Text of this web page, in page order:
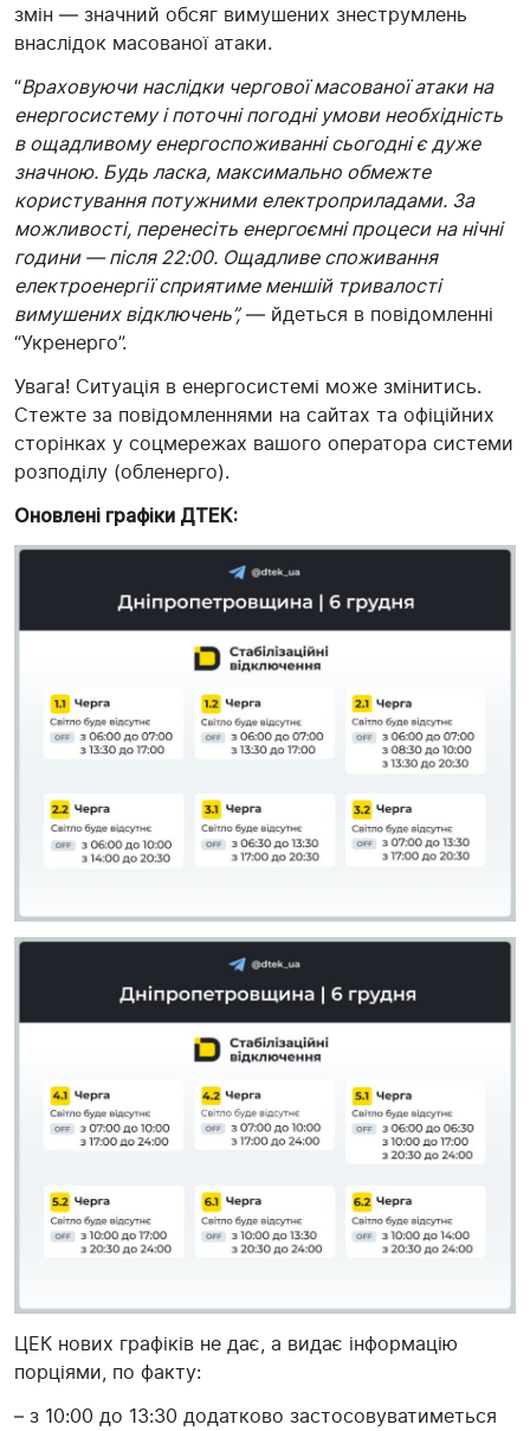
змін — значний обсяг вимушених знеструмлень
внаслідок масованої атаки.
“Враховуючи наслідки чергової масованої атаки на
енергосистему і поточні погодні умови необхідність
в ощадливому енергоспоживанні сьогодні є дуже
значною. Будь ласка, максимально обмежте
користування потужними електроприладами. За
можливості, перенесіть енергоємні процеси на нічні
години — після 22:00. Ощадливе споживання
електроенергії сприятиме меншій тривалості
вимушених відключень”,— йдеться в повідомленні
“Укренерго”.
Увага! Ситуація в енергосистемі може змінитись.
Стежте за повідомленнями на сайтах та офіційних
сторінках у соцмережах вашого оператора системи
розподілу (обленерго).
Оновлені графіки ДТЕК:
ЦЕК нових графіків не дає, а видає інформацію
порціями, по факту:
– з 10:00 до 13:30 додатково застосовуватиметься